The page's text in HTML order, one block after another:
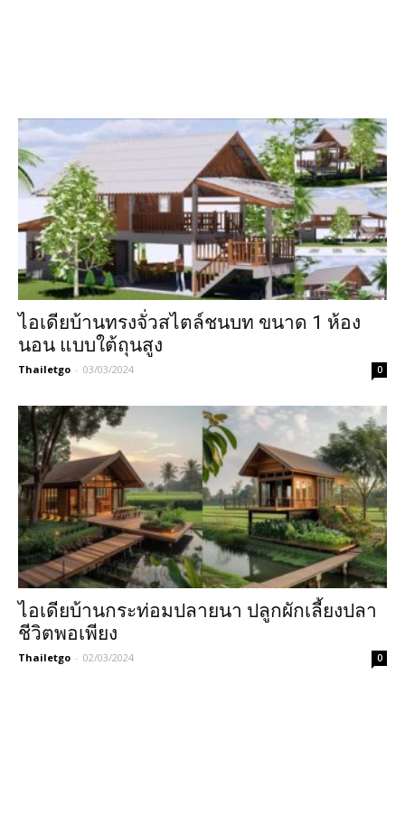
ไอเดียบ้านทรงจั่วสไตล์ชนบท ขนาด 1 ห้อง
นอน แบบใต้ถุนสูง
Thailetgo - 03/03/2024 0
ไอเดียบ้านกระท่อมปลายนา ปลูกผักเลี้ยงปลา
ชีวิตพอเพียง
Thailetgo - 02/03/2024 0